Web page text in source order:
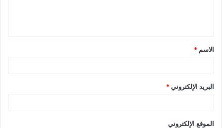
الاسم *
البريد الإلكتروني*
الموقع الإلكتروني